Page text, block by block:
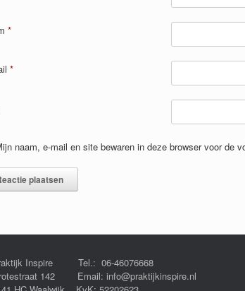
*
*
naam, e-mail en site bewaren in deze browser voor de
Inspire Tel.: 06-46076668
142 Email: info@praktijkinspire.nl